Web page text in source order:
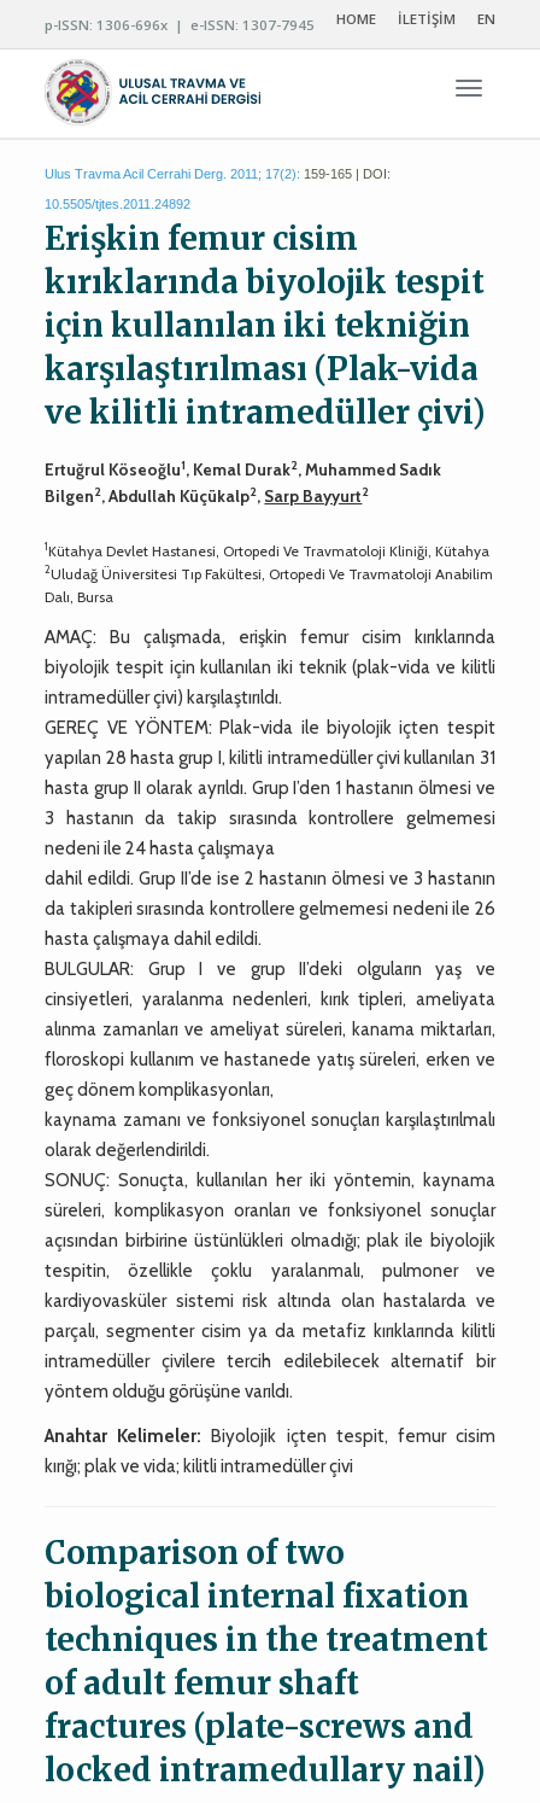
p-ISSN: 1306-696x | e-ISSN: 1307-7945 HOME İLETİŞİM EN
Ulus Travma Acil Cerrahi Derg. 2011; 17(2): 159-165 | DOI:
10.5505/tjtes.2011.24892
Erişkin femur cisim
kırıklarında biyolojik tespit
için kullanılan iki tekniğin
karşılaştırılması (Plak-vida
ve kilitli intramedüller çivi)
Ertuğrul Köseoğlu1, Kemal Durak2, Muhammed Sadık
Bilgen2, Abdullah Küçükalp2, Sarp Bayyurt2
1Kütahya Devlet Hastanesi, Ortopedi Ve Travmatoloji Kliniği, Kütahya
2Uludağ Üniversitesi Tıp Fakültesi, Ortopedi Ve Travmatoloji Anabilim
Dalı, Bursa
AMAÇ: Bu çalışmada, erişkin femur cisim kırıklarında
biyolojik tespit için kullanılan iki teknik (plak-vida ve kilitli
intramedüller çivi) karşılaştırıldı.
GEREÇ VE YÖNTEM: Plak-vida ile biyolojik içten tespit
yapılan 28 hasta grup I, kilitli intramedüller çivi kullanılan 31
hasta grup II olarak ayrıldı. Grup I’den 1 hastanın ölmesi ve
3 hastanın da takip sırasında kontrollere gelmemesi
nedeni ile 24 hasta çalışmaya
dahil edildi. Grup II’de ise 2 hastanın ölmesi ve 3 hastanın
da takipleri sırasında kontrollere gelmemesi nedeni ile 26
hasta çalışmaya dahil edildi.
BULGULAR: Grup I ve grup II’deki olguların yaş ve
cinsiyetleri, yaralanma nedenleri, kırık tipleri, ameliyata
alınma zamanları ve ameliyat süreleri, kanama miktarları,
floroskopi kullanım ve hastanede yatış süreleri, erken ve
geç dönem komplikasyonları,
kaynama zamanı ve fonksiyonel sonuçları karşılaştırılmalı
olarak değerlendirildi.
SONUÇ: Sonuçta, kullanılan her iki yöntemin, kaynama
süreleri, komplikasyon oranları ve fonksiyonel sonuçlar
açısından birbirine üstünlükleri olmadığı; plak ile biyolojik
tespitin, özellikle çoklu yaralanmalı, pulmoner ve
kardiyovasküler sistemi risk altında olan hastalarda ve
parçalı, segmenter cisim ya da metafiz kırıklarında kilitli
intramedüller çivilere tercih edilebilecek alternatif bir
yöntem olduğu görüşüne varıldı.
Anahtar Kelimeler: Biyolojik içten tespit, femur cisim
kırığı; plak ve vida; kilitli intramedüller çivi
Comparison of two
biological internal fixation
techniques in the treatment
of adult femur shaft
fractures (plate-screws and
locked intramedullary nail)